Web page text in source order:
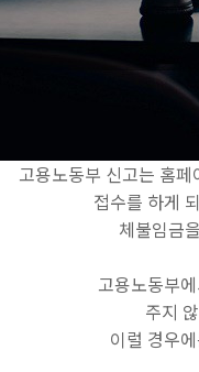
고용노동부 신고는 홈
접수를 하게
체불임금
고용노동부
주지
이럴 경우